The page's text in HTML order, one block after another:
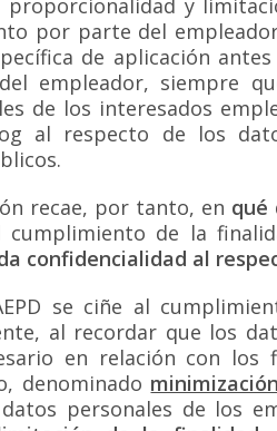
y
por parte del
de aplicación
empleador, siempre
de los interesados
al respecto de los
recae, por tanto, en qué
cumplimiento de la
confidencialidad al
se ciñe al
al recordar que los
en relación con los
denominado
personales de los